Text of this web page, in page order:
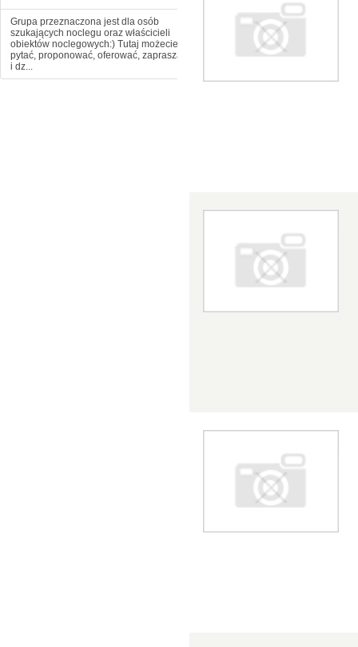
Grupa przeznaczona jest dla osób
szukających noclegu oraz właścicieli
obiektów noclegowych:) Tutaj możecie
pytać, proponować, oferować, zapraszać
i dz...